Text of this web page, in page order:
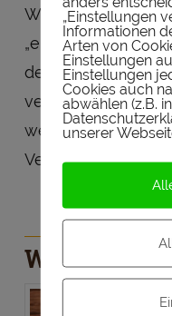
Whiskey schön,
„einfach“ zu
der Verkostung
verschiedenen
weist mehr
Verkostung
Weitere
„Einstellungen
Informationen
Arten von
Einstellungen
Einstellungen
Cookies auch
abwählen (z.B.
unserer